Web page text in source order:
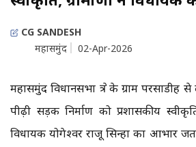
CG SANDESH
महासमुंद
02-Apr-2026
महासमुंद विधानसभा क्षेत्र के ग्राम परसाडीह
पीढ़ी सड़क निर्माण को प्रशासकीय
विधायक योगेश्वर राजू सिन्हा का आभार